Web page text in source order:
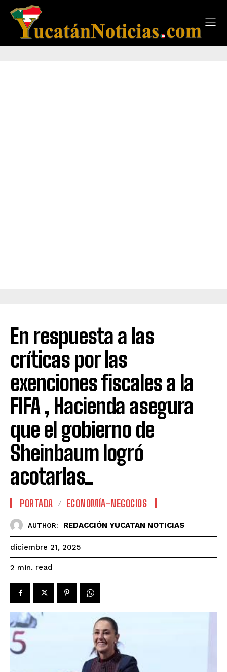
En respuesta a las
críticas por las
exenciones fiscales a la
FIFA , Hacienda asegura
que el gobierno de
Sheinbaum logró
acotarlas..
PORTADA ECONOMÍA-NEGOCIOS
AUTHOR: REDACCIÓN YUCATAN NOTICIAS
diciembre 21, 2025
2 min. read